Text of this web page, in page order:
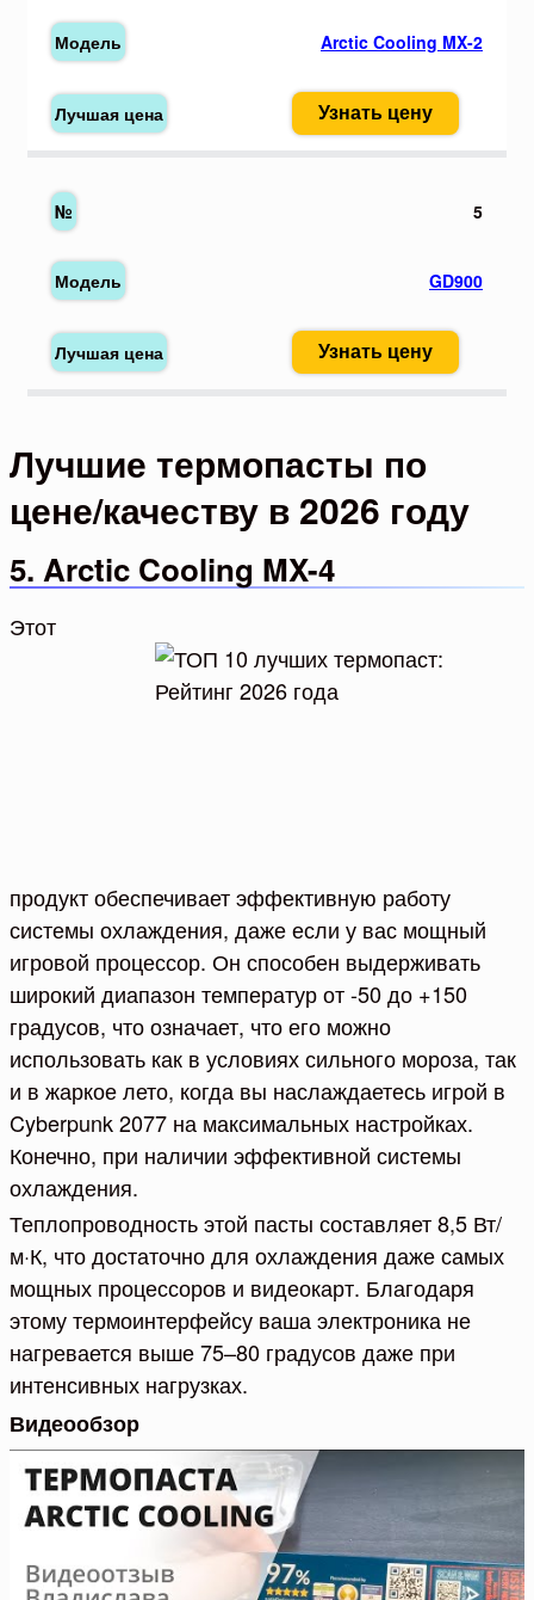
Arctic Cooling MX-2
Узнать цену
5
GD900
Узнать цену
Лучшие термопасты по
цене/качеству в 2026 году
5. Arctic Cooling MX-4
Этот
продукт обеспечивает эффективную работу
системы охлаждения, даже если у вас мощный
игровой процессор. Он способен выдерживать
широкий диапазон температур от -50 до +150
градусов, что означает, что его можно
использовать как в условиях сильного мороза, так
и в жаркое лето, когда вы наслаждаетесь игрой в
Cyberpunk 2077 на максимальных настройках.
Конечно, при наличии эффективной системы
охлаждения.
Теплопроводность этой пасты составляет 8,5 Вт/
м·К, что достаточно для охлаждения даже самых
мощных процессоров и видеокарт. Благодаря
этому термоинтерфейсу ваша электроника не
нагревается выше 75–80 градусов даже при
интенсивных нагрузках.
Видеообзор